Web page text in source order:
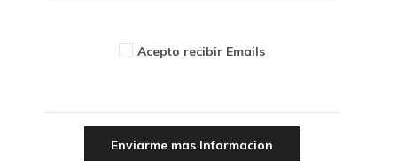
Acepto recibir Emails